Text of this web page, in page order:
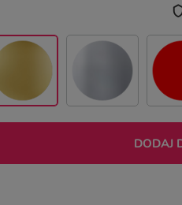
DODAJ